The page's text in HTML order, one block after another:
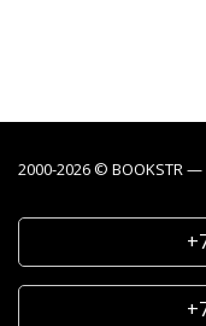
2000-2026 © BOOKSTR